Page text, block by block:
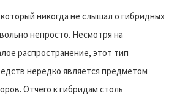
никогда не слышал о гибридных
непросто. Несмотря на
распространение, этот тип
нередко является предметом
Отчего к гибридам столь